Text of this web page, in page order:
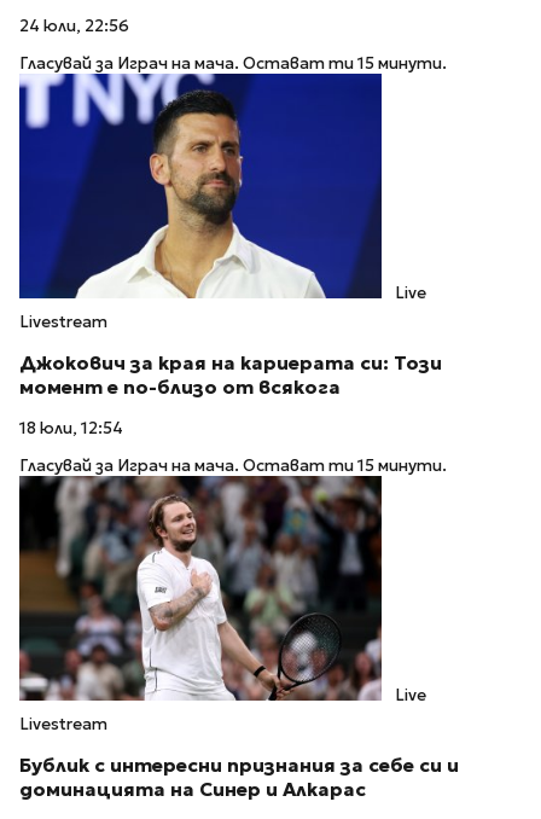
24 юли, 22:56
Гласувай за Играч на мача. Остават ти 15 минути.
Live
Livestream
Джокович за края на кариерата си: Този
момент е по-близо от всякога
18 юли, 12:54
Гласувай за Играч на мача. Остават ти 15 минути.
Live
Livestream
Бублик с интересни признания за себе си и
доминацията на Синер и Алкарас